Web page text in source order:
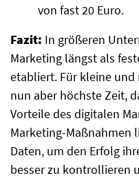
von fast 20 Euro.
Fazit: In größeren
Marketing längst als
etabliert. Für kleine
nun aber höchste Zeit,
Vorteile des digitalen
Marketing-Maßnahmen
Daten, um den Erfolg
besser zu kontrollieren